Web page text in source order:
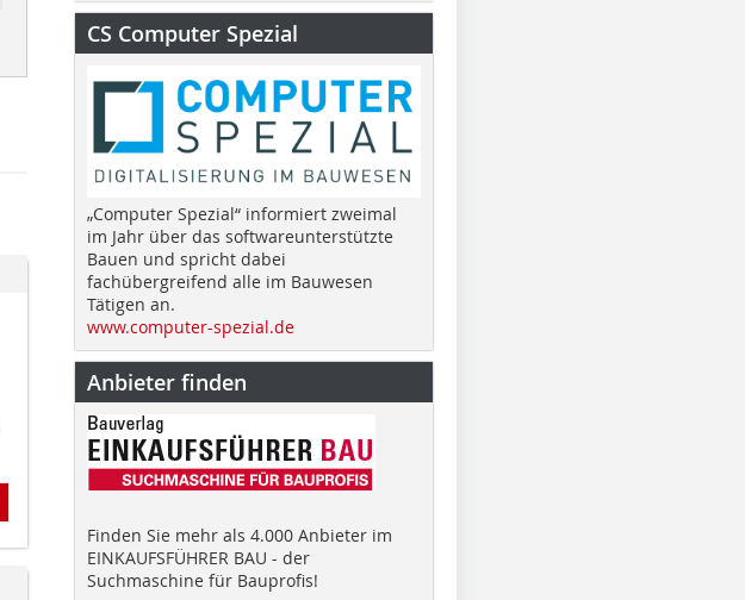
CS Computer Spezial
„Computer Spezial“ informiert zweimal
im Jahr über das softwareunterstützte
Bauen und spricht dabei
fachübergreifend alle im Bauwesen
Tätigen an.
www.computer-spezial.de
Anbieter finden
Finden Sie mehr als 4.000 Anbieter im
EINKAUFSFÜHRER BAU - der
Suchmaschine für Bauprofis!